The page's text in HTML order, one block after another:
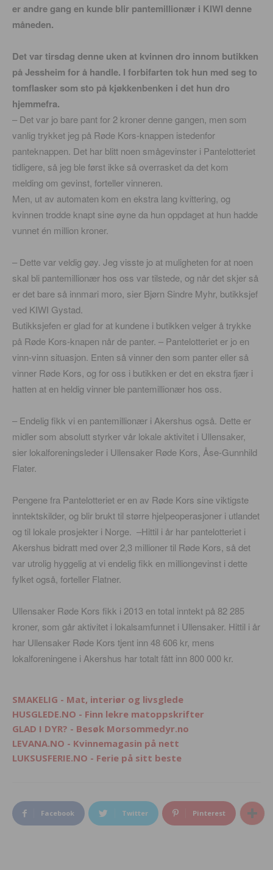
er andre gang en kunde blir pantemillionær i KIWI denne
måneden.
Det var tirsdag denne uken at kvinnen dro innom butikken
på Jessheim for å handle. I forbifarten tok hun med seg to
tomflasker som sto på kjøkkenbenken i det hun dro
hjemmefra.
– Det var jo bare pant for 2 kroner denne gangen, men som
vanlig trykket jeg på Røde Kors-knappen istedenfor
panteknappen. Det har blitt noen smågevinster i Pantelotteriet
tidligere, så jeg ble først ikke så overrasket da det kom
melding om gevinst, forteller vinneren.
Men, ut av automaten kom en ekstra lang kvittering, og
kvinnen trodde knapt sine øyne da hun oppdaget at hun hadde
vunnet én million kroner.
– Dette var veldig gøy. Jeg visste jo at muligheten for at noen
skal bli pantemillionær hos oss var tilstede, og når det skjer så
er det bare så innmari moro, sier Bjørn Sindre Myhr, butikksjef
ved KIWI Gystad.
Butikksjefen er glad for at kundene i butikken velger å trykke
på Røde Kors-knapen når de panter. – Pantelotteriet er jo en
vinn-vinn situasjon. Enten så vinner den som panter eller så
vinner Røde Kors, og for oss i butikken er det en ekstra fjær i
hatten at en heldig vinner ble pantemillionær hos oss.
– Endelig fikk vi en pantemillionær i Akershus også. Dette er
midler som absolutt styrker vår lokale aktivitet i Ullensaker,
sier lokalforeningsleder i Ullensaker Røde Kors, Åse-Gunnhild
Flater.
Pengene fra Pantelotteriet er en av Røde Kors sine viktigste
inntektskilder, og blir brukt til større hjelpeoperasjoner i utlandet
og til lokale prosjekter i Norge. –Hittil i år har pantelotteriet i
Akershus bidratt med over 2,3 millioner til Røde Kors, så det
var utrolig hyggelig at vi endelig fikk en milliongevinst i dette
fylket også, forteller Flatner.
Ullensaker Røde Kors fikk i 2013 en total inntekt på 82 285
kroner, som går aktivitet i lokalsamfunnet i Ullensaker. Hittil i år
har Ullensaker Røde Kors tjent inn 48 606 kr, mens
lokalforeningene i Akershus har totalt fått inn 800 000 kr.
SMAKELIG - Mat, interiør og livsglede
HUSGLEDE.NO - Finn lekre matoppskrifter
GLAD I DYR? - Besøk Morsommedyr.no
LEVANA.NO - Kvinnemagasin på nett
LUKSUSFERIE.NO - Ferie på sitt beste
Facebook Twitter Pinterest